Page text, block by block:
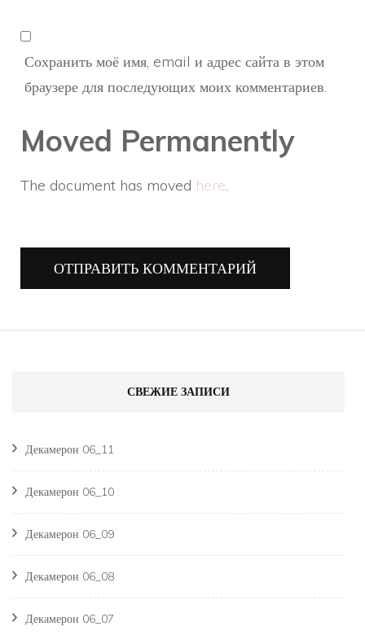
Сохранить моё имя, email и адрес сайта в этом
браузере для последующих моих комментариев.
Moved Permanently
The document has moved here.
СВЕЖИЕ ЗАПИСИ
Декамерон 06_11
Декамерон 06_10
Декамерон 06_09
Декамерон 06_08
Декамерон 06_07